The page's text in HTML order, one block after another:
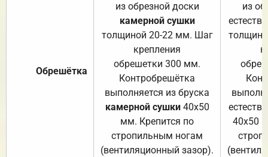
Обрешётка
из обрезной доски
камерной сушки
толщиной 20-22 мм. Шаг
крепления
обрешетки 300 мм.
Контробрешётка
выполняется из бруска
камерной сушки40х50
мм. Крепится по
стропильным ногам
(вентиляционный зазор).
из
40х50